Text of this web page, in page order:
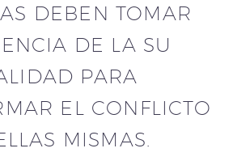
DEBEN TOMAR
DE LA SU
PARA
EL CONFLICTO
MISMAS.